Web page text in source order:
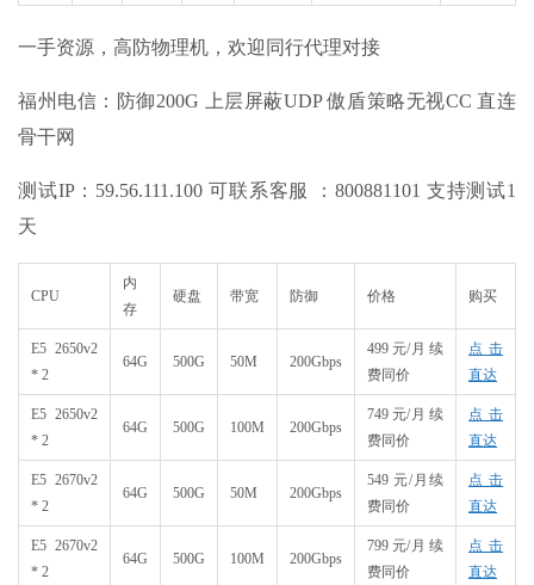
一手资源，高防物理机，欢迎同行代理对接
福州电信：防御200G 上层屏蔽UDP 傲盾策略无视CC 直连
骨干网
测试IP：59.56.111.100 可联系客服 ：800881101 支持测试1
天
CPU
内
存
硬盘 带宽 防御 价格 购买
E5 2650v2
* 2
64G 500G 50M 200Gbps
499 元/月 续
费同价
点击
直达
E5 2650v2
* 2
64G 500G 100M 200Gbps
749 元/月 续
费同价
点击
直达
E5 2670v2
* 2
64G 500G 50M 200Gbps
549 元/月续
费同价
点击
直达
E5 2670v2
* 2
64G 500G 100M 200Gbps
799 元/月 续
费同价
点击
直达